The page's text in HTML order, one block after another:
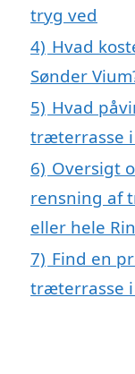
tryg ved
4) Hvad
Sønder
5) Hvad
træterrasse i
6) Oversigt
rensning af
eller hele
7) Find en
træterrasse